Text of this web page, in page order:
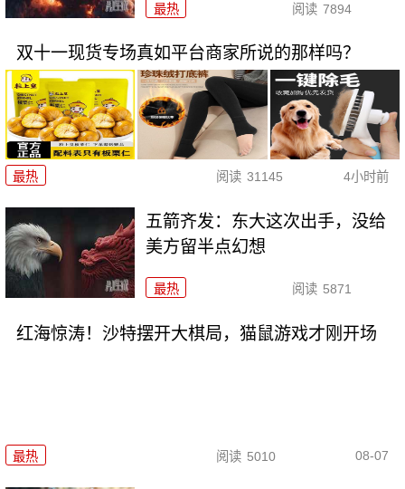
最热 阅读 7894
双十一现货专场真如平台商家所说的那样吗？
最热 阅读 31145 4小时前
五箭齐发：东大这次出手，没给
美方留半点幻想
最热 阅读 5871
红海惊涛！沙特摆开大棋局，猫鼠游戏才刚开场
最热 阅读 5010 08-07